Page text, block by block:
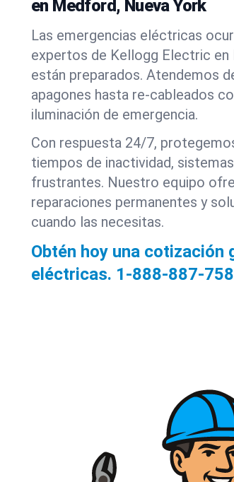
en Medford, Nueva York
Las emergencias eléctricas
expertos de Kellogg Electric
están preparados. Atendemos
apagones hasta re-cableados
iluminación de emergencia.
Con respuesta 24/7,
tiempos de inactividad,
frustrantes. Nuestro equipo
reparaciones permanentes y
cuando las necesitas.
Obtén hoy una cotización
eléctricas. 1-888-887-